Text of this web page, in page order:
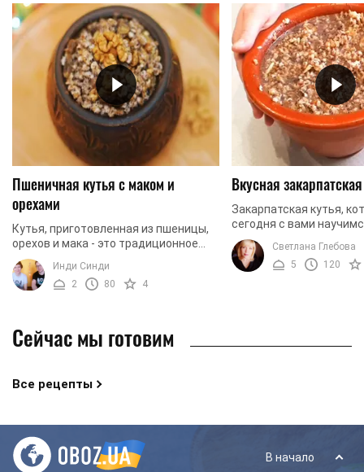
Пшеничная кутья с маком и
орехами
Кутья, приготовленная из пшеницы,
орехов и мака - это традиционное
ритуальное блюдо, которое
появляется на столе славян на
Сочельник. Такую кутью ...
Инди Синди
2
80 4
Вкусная
Закарпатская кутья,
сегодня с вами
имеет оригинальную
кроме классических
меда, пшеницы, ...
Светлана Глебова
5
120
Сейчас мы готовим
Все рецепты
В начало